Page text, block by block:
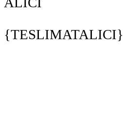
{TESLIMATALICI}